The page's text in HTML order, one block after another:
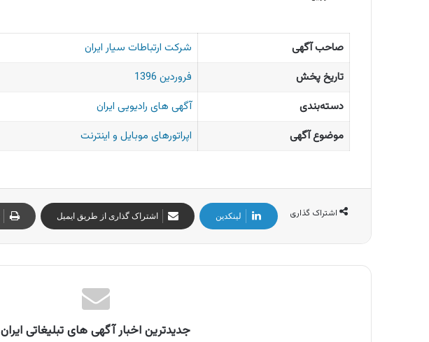
صاحب آگهی
شرکت ارتباطات سیار ایران
تاریخ پخش
فروردین 1396
دسته‌بندی
آگهی های رادیویی ایران
موضوع آگهی
اپراتورهای موبایل و اینترنت
اشتراک گذاری لینکدین اشتراک گذاری از طریق ایمیل
جدیدترین اخبار آگهی های تبلیغاتی ایران